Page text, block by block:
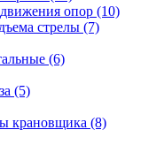
опор (10)
стрелы (7)
(6)
(5)
крановщика (8)